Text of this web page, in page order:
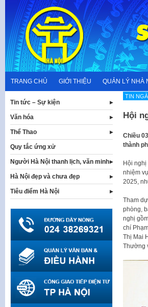
content
TRANG CHỦ GIỚI THIỆU QUẢN LÝ NHÀ
TIN
Hội
Chiều
thành
Hội
nhiệm
2025,
Tham
phòng,
nghị
chí
Thị Mai
Thường
Tin tức – Sự kiện
Văn hóa
Thể Thao
Quy tắc ứng xử
Người Hà Nội thanh lịch, văn minh
Hà Nội đẹp và chưa đẹp
Tiêu điểm Hà Nội